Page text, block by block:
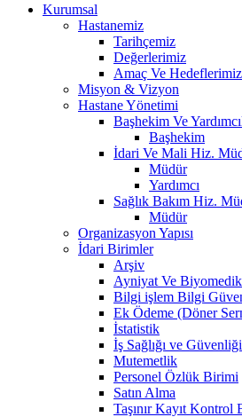
Kurumsal
Hastanemiz
Tarihçemiz
Değerlerimiz
Amaç Ve Hedeflerimiz
Misyon & Vizyon
Hastane Yönetimi
Başhekim Ve
Başhekim
İdari Ve Mali Hiz. Müd
Müdür
Yardımcı
Sağlık Bakım Hiz.
Müdür
Organizasyon Yapısı
İdari Birimler
Arşiv
Ayniyat Ve
Bilgi işlem Bilgi
Ek Ödeme (Döner
İstatistik
İş Sağlığı ve
Mutemetlik
Personel Özlük Birimi
Satın Alma
Taşınır Kayıt Kontrol